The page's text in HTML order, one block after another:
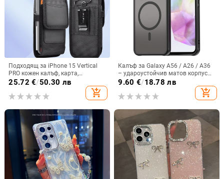
Подходящ за iPhone 15 Vertical
PRO кожен калъф, карта,
оксфордски плат, найлонов плат,
мобилен телефон
25.72 €/50.30 лв
add_shopping_cart
Калъф за Galaxy A56 / A26 / A36
– удароустойчив матов корпус
от PC+TPU с текстура на кожа
9.60 €/18.78 лв
add_shopping_cart